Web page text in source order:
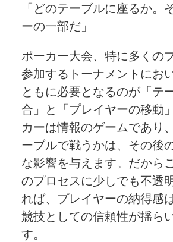
「どのテーブルに座るか。
ーの一部だ」
ポーカー大会、特に多くの
参加するトーナメントにお
ともに必要となるのが「テ
合」と「プレイヤーの移動
カーは情報のゲームであり
ーブルで戦うかは、その後
な影響を与えます。だから
のプロセスに少しでも不透
れば、プレイヤーの納得感
競技としての信頼性が揺ら
す。